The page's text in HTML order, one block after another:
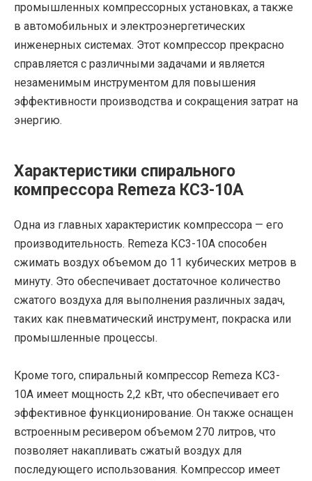
промышленных компрессорных установках, а также
в автомобильных и электроэнергетических
инженерных системах. Этот компрессор прекрасно
справляется с различными задачами и является
незаменимым инструментом для повышения
эффективности производства и сокращения затрат на
энергию.
Характеристики спирального
компрессора Remeza КС3-10А
Одна из главных характеристик компрессора — его
производительность. Remeza КС3-10А способен
сжимать воздух объемом до 11 кубических метров в
минуту. Это обеспечивает достаточное количество
сжатого воздуха для выполнения различных задач,
таких как пневматический инструмент, покраска или
промышленные процессы.
Кроме того, спиральный компрессор Remeza КС3-
10А имеет мощность 2,2 кВт, что обеспечивает его
эффективное функционирование. Он также оснащен
встроенным ресивером объемом 270 литров, что
позволяет накапливать сжатый воздух для
последующего использования. Компрессор имеет